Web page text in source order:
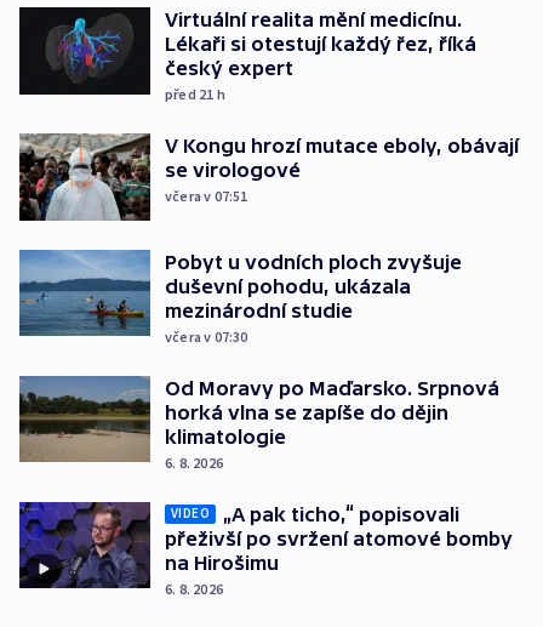
Virtuální realita mění medicínu.
Lékaři si otestují každý řez, říká
český expert
před 21 h
V Kongu hrozí mutace eboly, obávají
se virologové
včera v 07:51
Pobyt u vodních ploch zvyšuje
duševní pohodu, ukázala
mezinárodní studie
včera v 07:30
Od Moravy po Maďarsko. Srpnová
horká vlna se zapíše do dějin
klimatologie
6. 8. 2026
VIDEO
„A pak ticho,“ popisovali
přeživší po svržení atomové bomby
na Hirošimu
6. 8. 2026